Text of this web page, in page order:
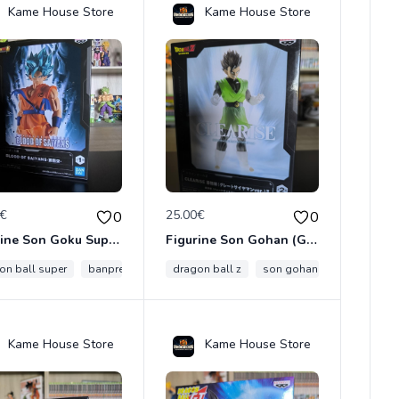
c16 android
Kame House Store
0
Figurine Son Goku Super Saiyan Blue – Blood of Saiyans – Officielle Import Japon
ball super banpresto blood of saiyans ssj blue
Kame House Store
25.00€ 0
Figurine Son Gohan (Great Saiyaman Ver. II) Clearise – Officielle Import Japon
dragon ball z son gohan
Kame House Store Kame House Store